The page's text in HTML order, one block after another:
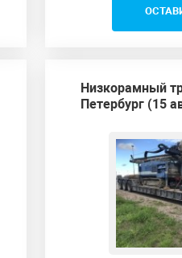
Низкорамный
Петербург (15